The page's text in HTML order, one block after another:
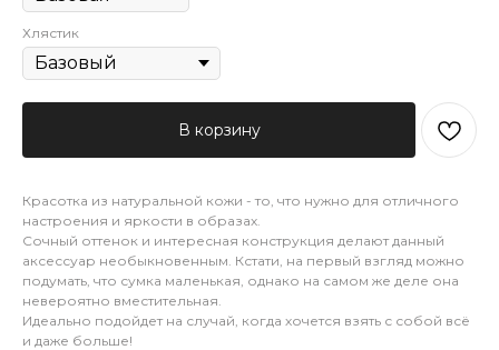
Хлястик
В корзину
Красотка из натуральной кожи - то, что нужно для отличного
настроения и яркости в образах.
Сочный оттенок и интересная конструкция делают данный
аксессуар необыкновенным. Кстати, на первый взгляд можно
подумать, что сумка маленькая, однако на самом же деле она
невероятно вместительная.
Идеально подойдет на случай, когда хочется взять с собой всё
и даже больше!